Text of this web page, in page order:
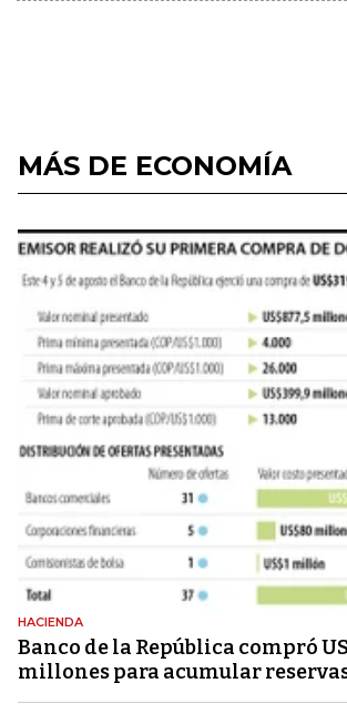
MÁS DE ECONOMÍA
HACIENDA
Banco de la República compró
millones para acumular